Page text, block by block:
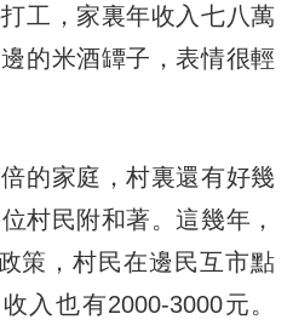
，家裏年收入七八萬
的米酒罈子，表情很輕
家庭，村裏還有好幾
村民附和著。這幾年，
策，村民在邊民互市點
入也有2000-3000元。